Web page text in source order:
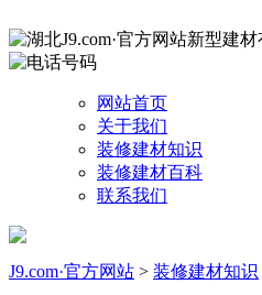
网站首页
关于我们
装修建材知识
装修建材百科
联系我们
J9.com·官方网站 > 装修建材知识